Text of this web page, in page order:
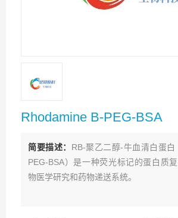
Rhodamine B-PEG-BSA
简要描述： RB-聚乙二醇-牛血清白蛋白
PEG-BSA）是一种荧光标记的蛋白质
物医学研究和药物递送系统。